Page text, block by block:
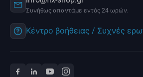
Συνήθως απαντάμε εντός 24 ωρών.
Κέντρο βοήθειας / Συχνές